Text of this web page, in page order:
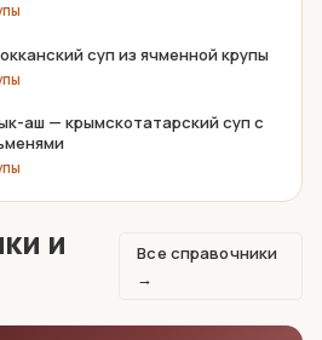
суп из ячменной крупы
аш — крымскотатарский суп с
и
Все справочники
→